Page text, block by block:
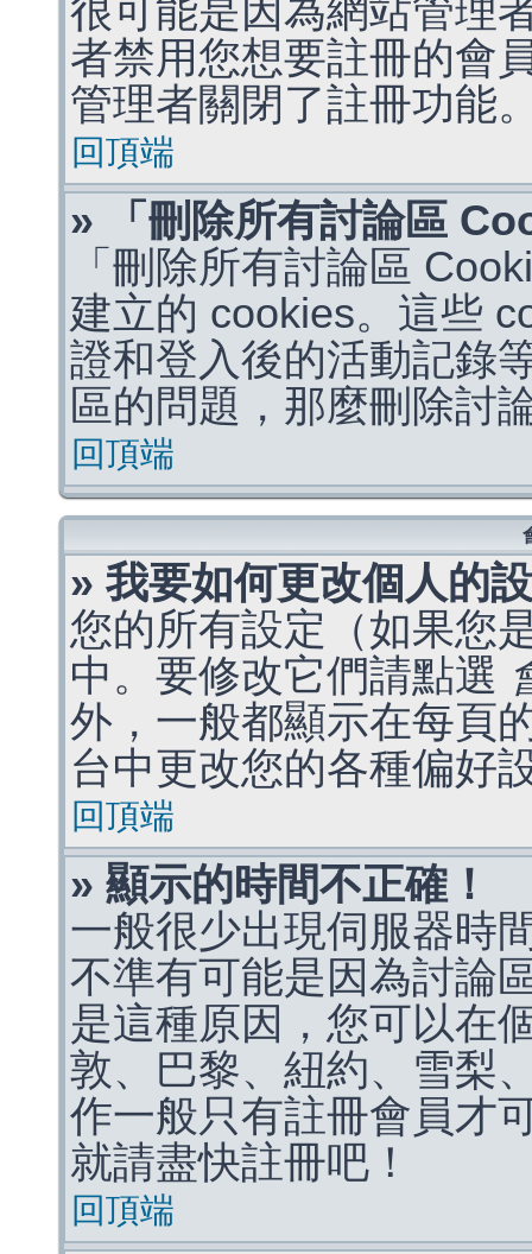
很可能是因為網站管理
者禁用您想要註冊的會
管理者關閉了註冊功能
回頂端
» 「刪除所有討論區
「刪除所有討論區
建立的 cookies。這些
證和登入後的活動記錄
區的問題，那麼刪除討
回頂端
» 我要如何更改個人的
您的所有設定（如果您
中。要修改它們請點選
外，一般都顯示在每頁
台中更改您的各種偏好
回頂端
» 顯示的時間不正確！
一般很少出現伺服器時
不準有可能是因為討論
是這種原因，您可以在
敦、巴黎、紐約、雪梨
作一般只有註冊會員才
就請盡快註冊吧！
回頂端